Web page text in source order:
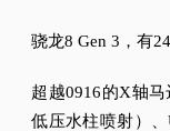
骁龙8 Gen 3，有
超越0916的X轴马
低压水柱喷射）